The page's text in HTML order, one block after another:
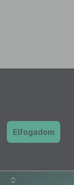
Elfogadom